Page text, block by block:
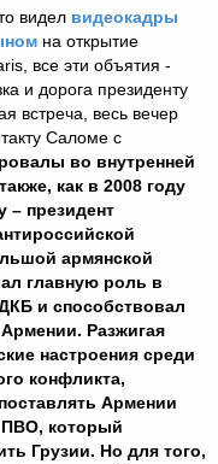
видел видеокадры
на открытие
все эти объятия -
и дорога президенту
встреча, весь вечер
Саломе с
во внутренней
как в 2008 году
– президент
армянской
главную роль в
и способствовал
Разжигая
настроения среди
конфликта,
Армении
ПВО, который
Грузии. Но для того,